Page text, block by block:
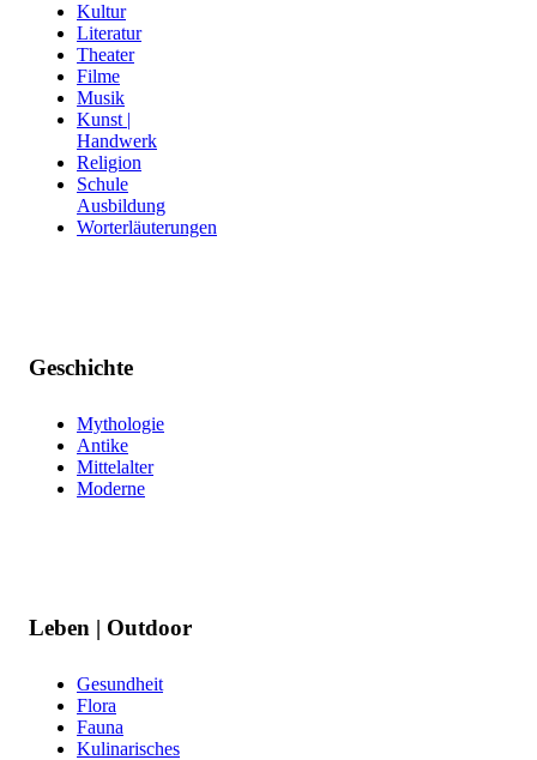
Kultur
Literatur
Theater
Filme
Musik
Kunst |
Handwerk
Religion
Schule
Ausbildung
Worterläuterungen
Geschichte
Mythologie
Antike
Mittelalter
Moderne
Leben | Outdoor
Gesundheit
Flora
Fauna
Kulinarisches